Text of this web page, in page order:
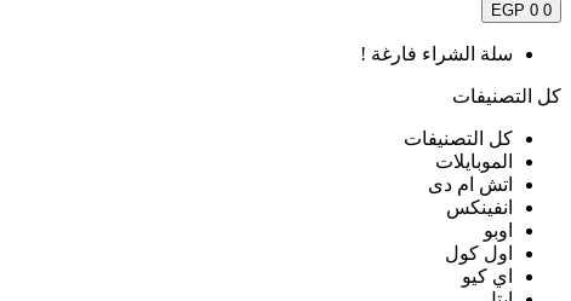
0
0 EGP
سلة الشراء فارغة !
كل التصنيفات
كل التصنيفات
الموبايلات
اتش ام دى
انفينكس
اوبو
اول كول
اي كيو